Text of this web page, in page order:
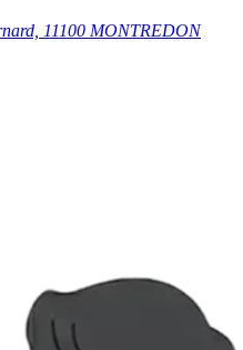
11100 MONTREDON